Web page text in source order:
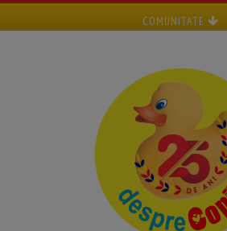
COMUNITATE